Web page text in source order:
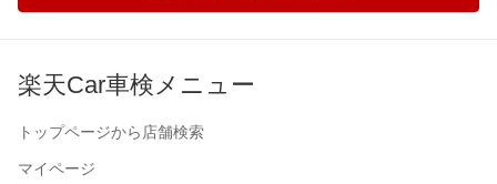
楽天Car車検メニュー
トップページから店舗検索
マイページ